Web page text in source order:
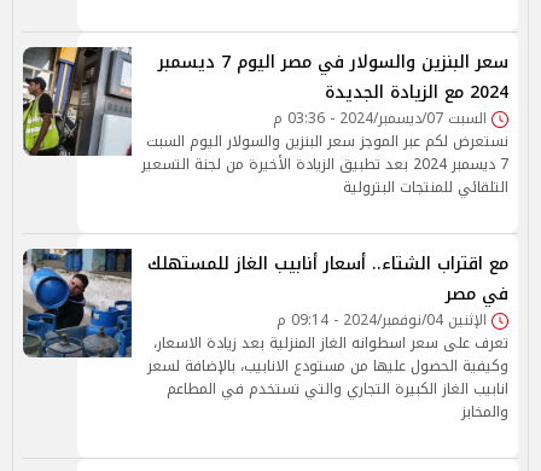
سعر البنزين والسولار في مصر اليوم 7 ديسمبر
2024 مع الزيادة الجديدة
السبت 07/ديسمبر/2024 - 03:36 م
نستعرض لكم عبر الموجز سعر البنزين والسولار اليوم السبت
7 ديسمبر 2024 بعد تطبيق الزيادة الأخيرة من لجنة التسعير
التلقائي للمنتجات البترولية
مع اقتراب الشتاء.. أسعار أنابيب الغاز للمستهلك
في مصر
الإثنين 04/نوفمبر/2024 - 09:14 م
تعرف على سعر اسطوانه الغاز المنزلية بعد زيادة الاسعار،
وكيفية الحصول عليها من مستودع الانابيب، بالإضافة لسعر
انابيب الغاز الكبيرة التجاري والتي تستخدم في المطاعم
والمخابز